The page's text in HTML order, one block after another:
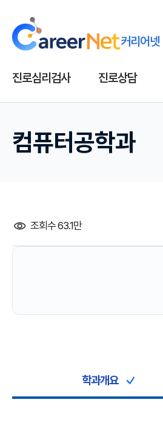
커리어넷
진로심리검사 진로상담
컴퓨터공학과
조회수 63.1만
학과개요